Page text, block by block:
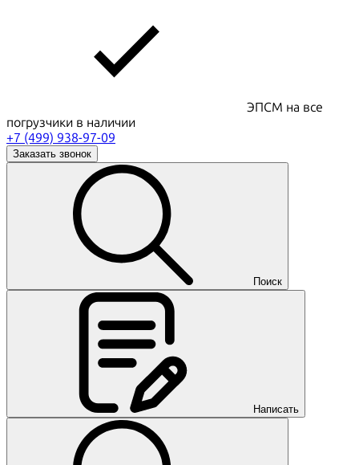
ЭПСМ на все
погрузчики в наличии
+7 (499) 938-97-09
Заказать звонок
Поиск
Написать